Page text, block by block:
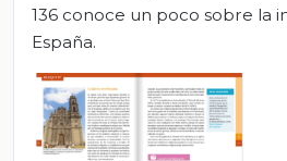
136 conoce un poco sobre la
España.